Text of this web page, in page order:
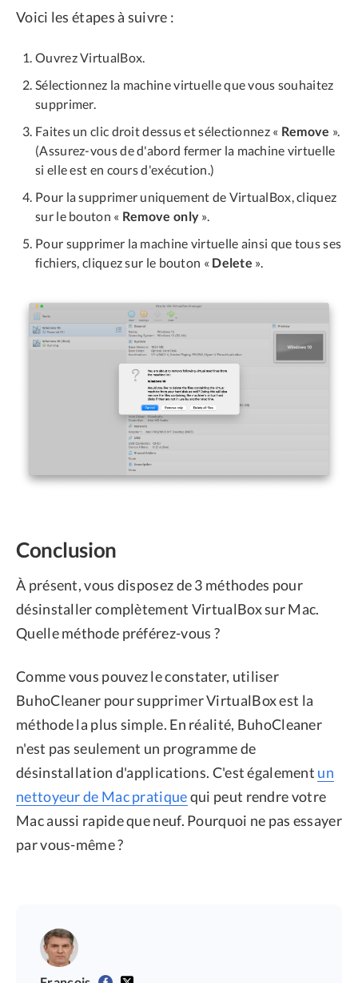
Voici les étapes à suivre :
Ouvrez VirtualBox.
Sélectionnez la machine virtuelle que vous souhaitez
supprimer.
Faites un clic droit dessus et sélectionnez « Remove ».
(Assurez-vous de d'abord fermer la machine virtuelle
si elle est en cours d'exécution.)
Pour la supprimer uniquement de VirtualBox, cliquez
sur le bouton « Remove only ».
Pour supprimer la machine virtuelle ainsi que tous ses
fichiers, cliquez sur le bouton « Delete ».
Conclusion
À présent, vous disposez de 3 méthodes pour
désinstaller complètement VirtualBox sur Mac.
Quelle méthode préférez-vous ?
Comme vous pouvez le constater, utiliser
BuhoCleaner pour supprimer VirtualBox est la
méthode la plus simple. En réalité, BuhoCleaner
n'est pas seulement un programme de
désinstallation d'applications. C'est également un
nettoyeur de Mac pratiquequi peut rendre votre
Mac aussi rapide que neuf. Pourquoi ne pas essayer
par vous-même ?